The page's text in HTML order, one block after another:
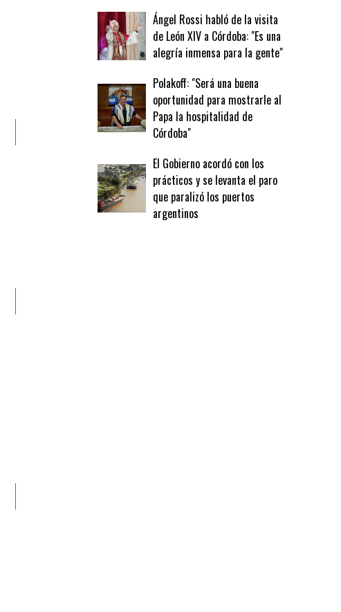
Ángel Rossi habló de la visita
de León XIV a Córdoba: "Es una
alegría inmensa para la gente"
Polakoff: "Será una buena
oportunidad para mostrarle al
Papa la hospitalidad de
Córdoba"
El Gobierno acordó con los
prácticos y se levanta el paro
que paralizó los puertos
argentinos